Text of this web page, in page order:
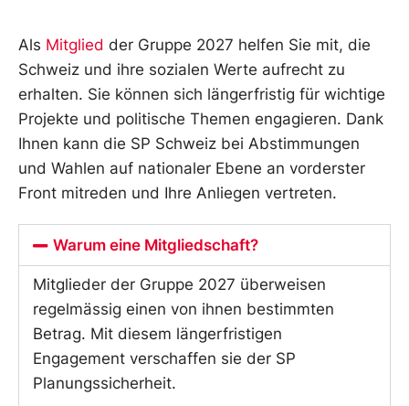
Als Mitglied der Gruppe 2027 helfen Sie mit, die
Schweiz und ihre sozialen Werte aufrecht zu
erhalten. Sie können sich längerfristig für wichtige
Projekte und politische Themen engagieren. Dank
Ihnen kann die SP Schweiz bei Abstimmungen
und Wahlen auf nationaler Ebene an vorderster
Front mitreden und Ihre Anliegen vertreten.
Warum eine Mitgliedschaft?
Mitglieder der Gruppe 2027 überweisen
regelmässig einen von ihnen bestimmten
Betrag. Mit diesem längerfristigen
Engagement verschaffen sie der SP
Planungssicherheit.